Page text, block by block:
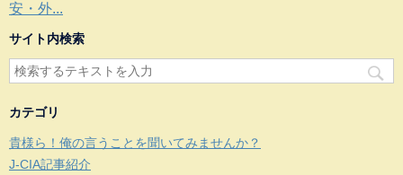
安・外...
サイト内検索
カテゴリ
貴様ら！俺の言うことを聞いてみませんか？
J-CIA記事紹介